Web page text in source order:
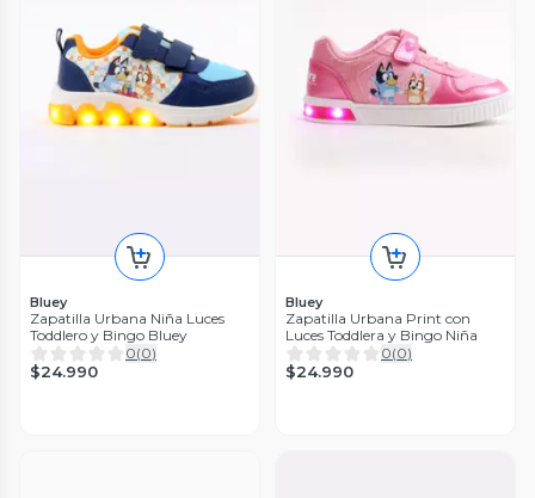
Bluey
Zapatilla Urbana Niña Luces
Toddlero y Bingo Bluey
0(0)
$24.990
Bluey
Zapatilla Urbana Print con
Luces Toddlera y Bingo Niña
0(0)
$24.990